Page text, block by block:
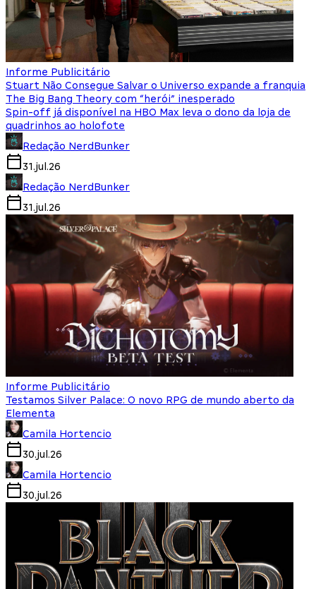
Informe Publicitário
Stuart Não Consegue Salvar o Universo expande a franquia
The Big Bang Theory com “herói” inesperado
Spin-off já disponível na HBO Max leva o dono da loja de
quadrinhos ao holofote
Redação NerdBunker
31.jul.26
Redação NerdBunker
31.jul.26
Informe Publicitário
Testamos Silver Palace: O novo RPG de mundo aberto da
Elementa
Camila Hortencio
30.jul.26
Camila Hortencio
30.jul.26